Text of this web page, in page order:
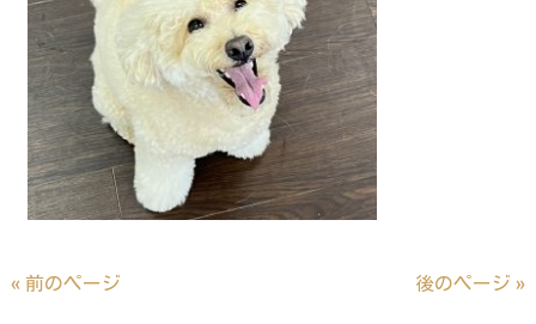
« 前のページ 後のページ »